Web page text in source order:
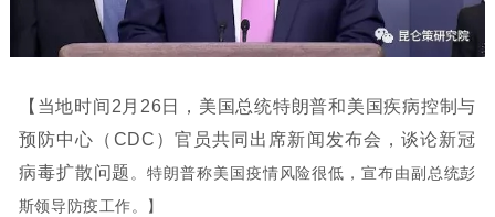
【当地时间2月26日，美国总统特朗普和美国疾病控制与
预防中心（CDC）官员共同出席新闻发布会，谈论新冠
病毒扩散问题 。特朗普称美国疫情风险很低，宣布由副总统彭
斯领导防疫工作。】